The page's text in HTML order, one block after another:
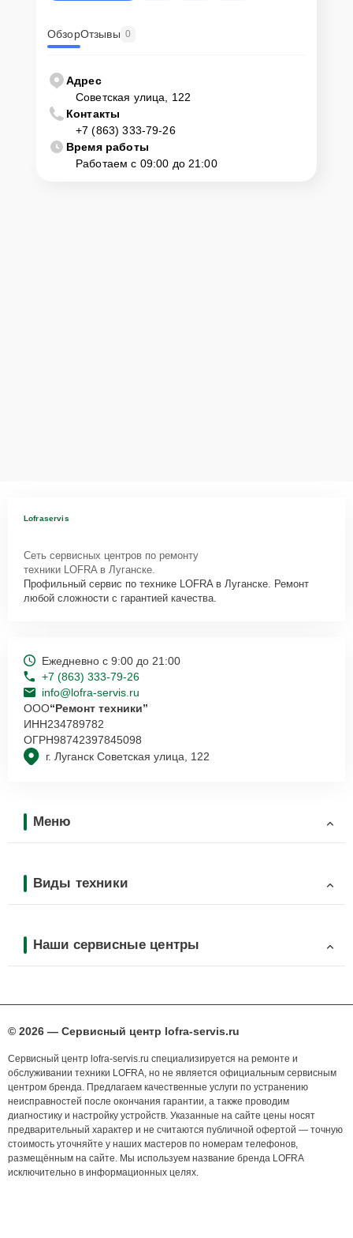
ОбзорОтзывы 0
Адрес
Советская улица, 122
Контакты
+7 (863) 333-79-26
Время работы
Работаем с 09:00 до 21:00
Lofraservis
Сеть сервисных центров по ремонту
техники LOFRA в Луганске.
Профильный сервис по технике LOFRA в Луганске. Ремонт
любой сложности с гарантией качества.
г. Луганск Советская улица, 122
Ежедневно с 9:00 до 21:00
+7 (863) 333-79-26
info@lofra-servis.ru
ООО“Ремонт техники”
ИНН234789782
ОГРН98742397845098
Меню
Виды техники
Наши сервисные центры
© 2026 — Сервисный центр lofra-servis.ru
Сервисный центр lofra-servis.ru специализируется на ремонте и
обслуживании техники LOFRA, но не является официальным сервисным
центром бренда. Предлагаем качественные услуги по устранению
неисправностей после окончания гарантии, а также проводим
диагностику и настройку устройств. Указанные на сайте цены носят
предварительный характер и не считаются публичной офертой — точную
стоимость уточняйте у наших мастеров по номерам телефонов,
размещённым на сайте. Мы используем название бренда LOFRA
исключительно в информационных целях.